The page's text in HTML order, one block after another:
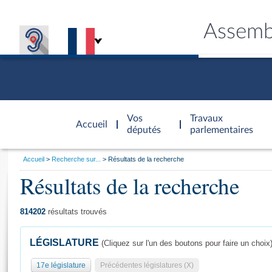
Accueil
d'accueil
Vos
députés
Travaux
parlementaires
Général
Vous
Accueil Recherche sur... Résultats de la recherche
Résultats de la recherche
814202 résultats trouvés
LÉGISLATURE (Cliquez sur l'un des boutons pour faire un choix)
17e législature Précédentes législatures (X)